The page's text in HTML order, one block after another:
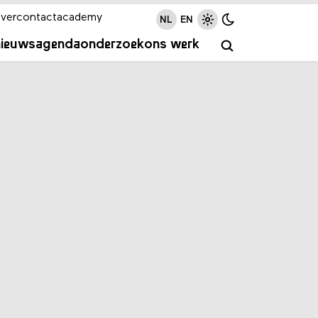
agendaonderzoekons werk
contactacademy NL EN